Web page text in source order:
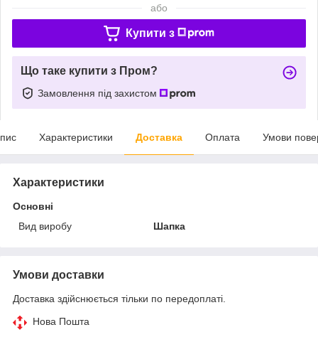
або
Купити з
Що таке купити з Пром?
Замовлення під захистом
Характеристики Доставка Оплата Умови
Характеристики
Основні
Вид виробу
Шапка
Умови доставки
Доставка здійснюється тільки по передоплаті.
Нова Пошта